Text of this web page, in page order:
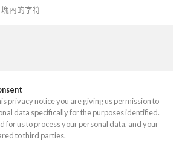
內的字符
privacy notice you are giving us permission to
data specifically for the purposes identified.
for us to process your personal data, and your
to third parties.